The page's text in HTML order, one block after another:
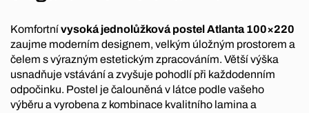
Komfortnívysoká jednolůžková postel Atlanta 100×220
zaujme moderním designem, velkým úložným prostorem a
čelem s výrazným estetickým zpracováním. Větší výška
usnadňuje vstávání a zvyšuje pohodlí při každodenním
odpočinku. Postel je čalouněná v látce podle vašeho
výběru a vyrobena z kombinace kvalitního lamina a